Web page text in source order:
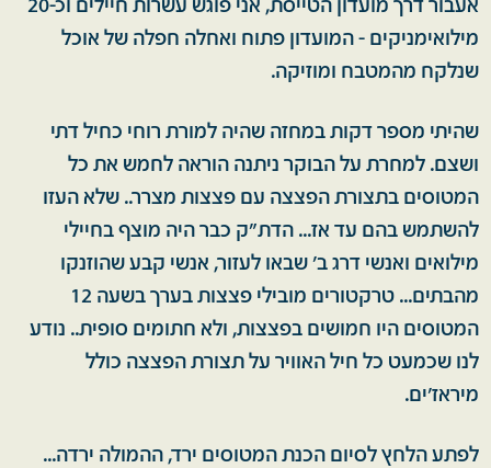
אעבור דרך מועדון הטייסת, אני פוגש עשרות חיילים וכ-20
מילואימניקים - המועדון פתוח ואחלה חפלה של אוכל
שנלקח מהמטבח ומוזיקה.
שהיתי מספר דקות במחזה שהיה למורת רוחי כחיל דתי
ושצם. למחרת על הבוקר ניתנה הוראה לחמש את כל
המטוסים בתצורת הפצצה עם פצצות מצרר.. שלא העזו
להשתמש בהם עד אז... הדת"ק כבר היה מוצף בחיילי
מילואים ואנשי דרג ב' שבאו לעזור, אנשי קבע שהוזנקו
מהבתים... טרקטורים מובילי פצצות בערך בשעה 12
המטוסים היו חמושים בפצצות, ולא חתומים סופית.. נודע
לנו שכמעט כל חיל האוויר על תצורת הפצצה כולל
מיראז'ים.
לפתע הלחץ לסיום הכנת המטוסים ירד, ההמולה ירדה...